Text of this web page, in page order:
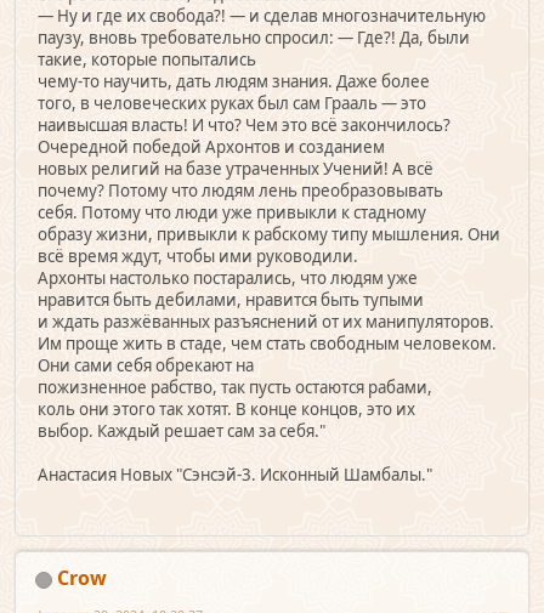
— Ну и где их свобода?! — и сделав многозначительную
паузу, вновь требовательно спросил: — Где?! Да, были
такие, которые попытались
чему-то научить, дать людям знания. Даже более
того, в человеческих руках был сам Грааль — это
наивысшая власть! И что? Чем это всё закончилось?
Очередной победой Архонтов и созданием
новых религий на базе утраченных Учений! А всё
почему? Потому что людям лень преобразовывать
себя. Потому что люди уже привыкли к стадному
образу жизни, привыкли к рабскому типу мышления. Они
всё время ждут, чтобы ими руководили.
Архонты настолько постарались, что людям уже
нравится быть дебилами, нравится быть тупыми
и ждать разжёванных разъяснений от их манипуляторов.
Им проще жить в стаде, чем стать свободным человеком.
Они сами себя обрекают на
пожизненное рабство, так пусть остаются рабами,
коль они этого так хотят. В конце концов, это их
выбор. Каждый решает сам за себя."
Анастасия Новых "Сэнсэй-3. Исконный Шамбалы."
Crow